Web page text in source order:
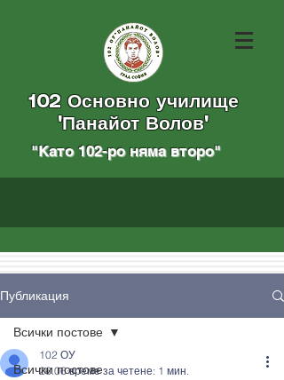
102 Основно училище
"Панайот Волов"
"Като 102-ро няма вторo"
Публикация
Всички постове
Всички постове
102 ОУ
26.06 време за четене: 1 мин.